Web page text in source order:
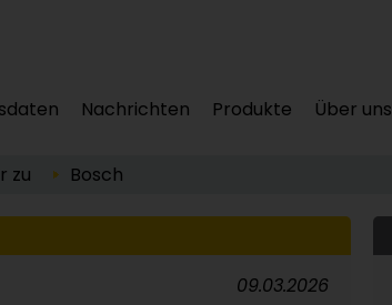
Nachrichten Produkte Über uns
zu Bosch
09.03.2026